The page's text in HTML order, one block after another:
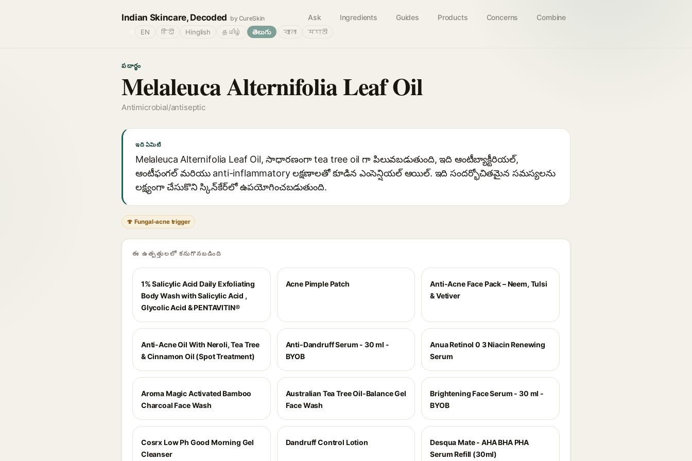
Indian Skincare, Decoded by CureSkin Ask Ingredients Guides Products Concerns Combine
EN हिंदी Hinglish தமிழ் తెలుగు বাংলা मराठी
పదార్థం
Melaleuca Alternifolia Leaf Oil
Antimicrobial/antiseptic
ఇది ఏమిటి
Melaleuca Alternifolia Leaf Oil, సాధారణంగా tea tree oil గా పిలువబడుతుంది, ఇది ఆంటీబ్యాక్టీరియల్,
ఆంటీఫంగల్ మరియు anti-inflammatory లక్షణాలతో కూడిన ఎంసెన్షియల్ ఆయిల్. ఇది సందర్భోచితమైన సమస్యలను
లక్ష్యంగా చేసుకొని స్కిన్‌కేర్‌లో ఉపయోగించబడుతుంది.
🍄 Fungal-acne trigger
ఈ ఉత్పత్తులలో కనుగొనబడింది
1% Salicylic Acid Daily Exfoliating
Body Wash with Salicylic Acid ,
Glycolic Acid & PENTAVITIN®
Acne Pimple Patch
Anti-Acne Face Pack – Neem, Tulsi
& Vetiver
Anti-Acne Oil With Neroli, Tea Tree
& Cinnamon Oil (Spot Treatment)
Anti-Dandruff Serum - 30 ml -
BYOB
Anua Retinol 0 3 Niacin Renewing
Serum
Aroma Magic Activated Bamboo
Charcoal Face Wash
Australian Tea Tree Oil-Balance Gel
Face Wash
Brightening Face Serum - 30 ml -
BYOB
Cosrx Low Ph Good Morning Gel
Cleanser
Dandruff Control Lotion
Desqua Mate - AHA BHA PHA
Serum Refill (30ml)